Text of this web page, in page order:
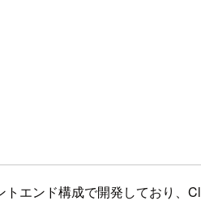
エンド構成で開発しており、